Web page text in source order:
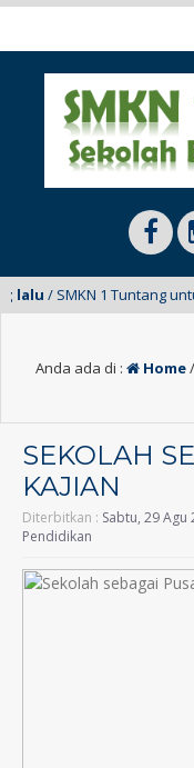
1 Tuntang untuk
Anda ada di : Home/
SEKOLAH
KAJIAN
Diterbitkan : Sabtu, 29 Agu
Pendidikan